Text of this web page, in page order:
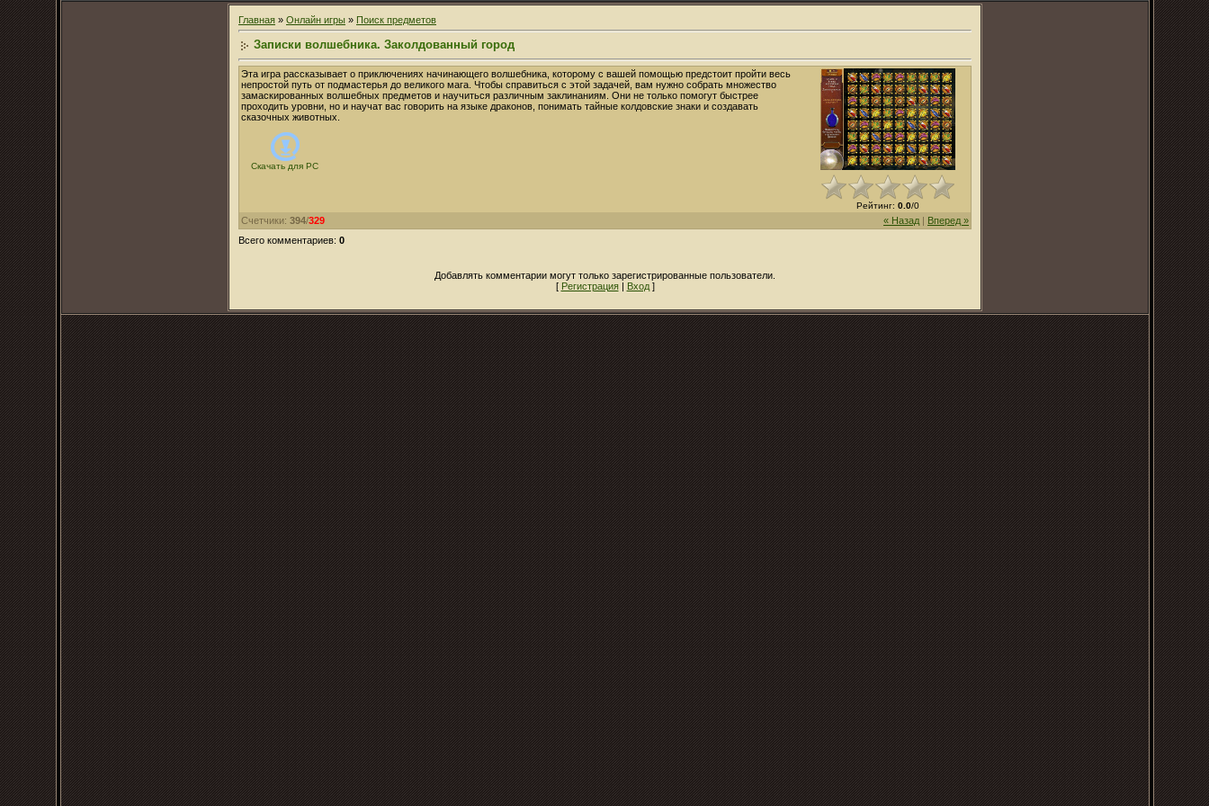
Главная » Онлайн игры » Поиск предметов
Записки волшебника. Заколдованный город
Эта игра рассказывает о приключениях начинающего волшебника, которому с вашей помощью предстоит пройти весь
непростой путь от подмастерья до великого мага. Чтобы справиться с этой задачей, вам нужно собрать множество
замаскированных волшебных предметов и научиться различным заклинаниям. Они не только помогут быстрее
проходить уровни, но и научат вас говорить на языке драконов, понимать тайные колдовские знаки и создавать
сказочных животных.
Скачать для PC
Рейтинг: 0.0/0
« Назад Вперед »
Счетчики: 394/329
Всего комментариев: 0
Добавлять комментарии могут только зарегистрированные пользователи.
[ Регистрация| Вход]